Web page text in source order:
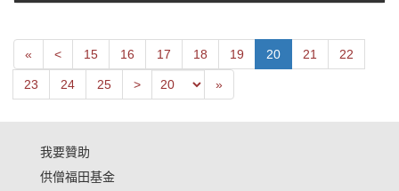
« First<Next15 16 17 18 19 20 21 22
23 24 25 >Previous »Last
我要贊助
供僧福田基金